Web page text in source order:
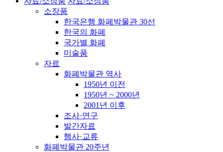
소장품
한국은행 화폐박물관 30선
한국의 화폐
국가별 화폐
미술품
자료
화폐박물관 역사
1950년 이전
1950년 ~ 2000년
2001년 이후
조사·연구
발간자료
행사·교류
화폐박물관 20주년